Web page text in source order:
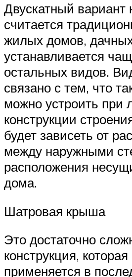
Двускатный
считается
жилых домов,
устанавливается
остальных видов.
связано с тем, что
можно устроить при
конструкции
будет зависеть от
между наружными
расположения
дома.
Шатровая крыша
Это достаточно
конструкция,
применяется в